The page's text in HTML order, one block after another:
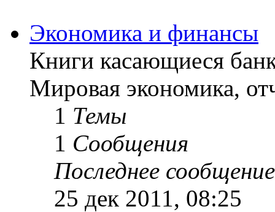
Экономика и финансы
Книги касающиеся
Мировая экономика,
1 Темы
1 Сообщения
Последнее сообщение
25 дек 2011, 08:25